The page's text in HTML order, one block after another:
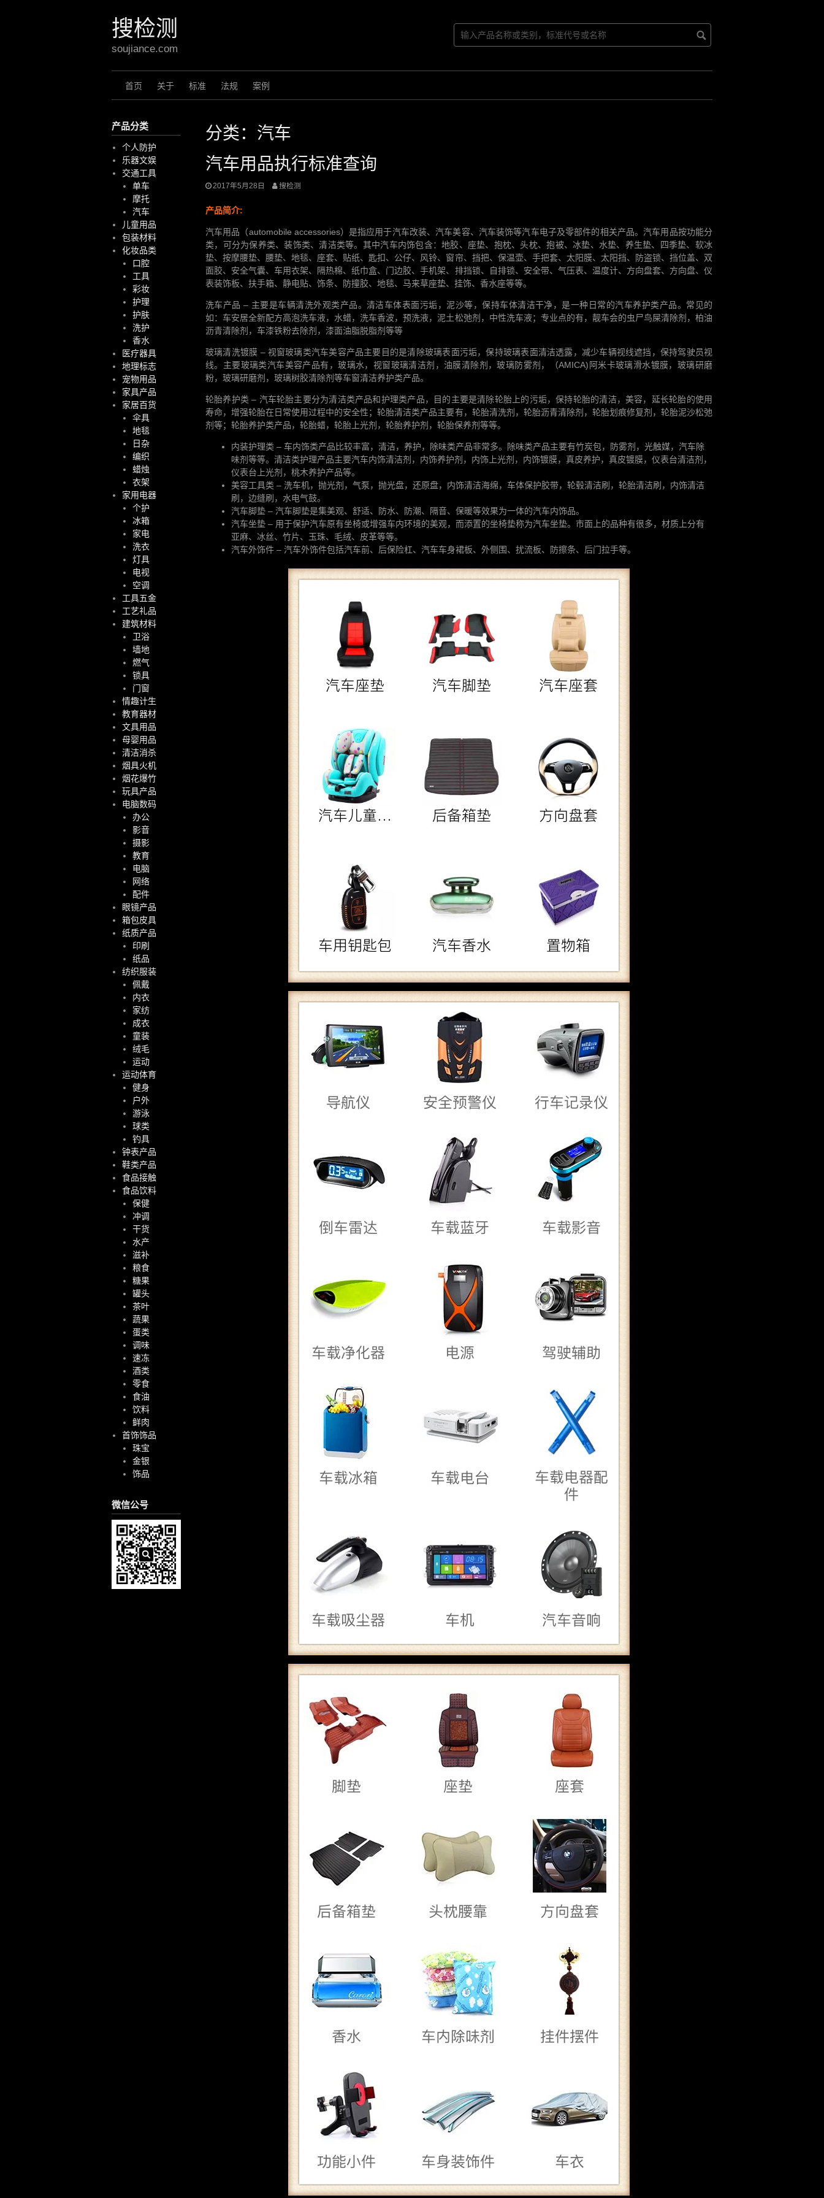
搜检测
soujiance.com
首页 关于 标准 法规 案例
分类：汽车
汽车用品执行标准查询
2017年5月28日 搜检测
产品简介:
汽车用品（automobile accessories）是指应用于汽车改装、汽车美容、汽车装饰等汽车电子及零部件的相关产品。汽车用品按功能分
类，可分为保养类、装饰类、清洁类等。其中汽车内饰包含：地胶、座垫、抱枕、头枕、抱被、冰垫、水垫、养生垫、四季垫、软冰
垫、按摩腰垫、腰垫、地毯、座套、贴纸、匙扣、公仔、风铃、窗帘、挡把、保温壶、手把套、太阳膜、太阳挡、防盗锁、挡位盖、双
面胶、安全气囊、车用衣架、隔热棉、纸巾盒、门边胶、手机架、排挡锁、自排锁、安全带、气压表、温度计、方向盘套、方向盘、仪
表装饰板、扶手箱、静电贴、饰条、防撞胶、地毯、马来草座垫、挂饰、香水座等等。
洗车产品 – 主要是车辆清洗外观类产品。清洁车体表面污垢，泥沙等，保持车体清洁干净，是一种日常的汽车养护类产品。常见的
如：车安居全新配方高泡洗车液，水蜡，洗车香波，预洗液，泥土松弛剂，中性洗车液；专业点的有，靓车会的虫尸鸟屎清除剂，柏油
沥青清除剂，车漆铁粉去除剂，漆面油脂脱脂剂等等
玻璃清洗镀膜 – 视窗玻璃类汽车美容产品主要目的是清除玻璃表面污垢，保持玻璃表面清洁透露，减少车辆视线遮挡，保持驾驶员视
线。主要玻璃类汽车美容产品有，玻璃水，视窗玻璃清洁剂，油膜清除剂，玻璃防雾剂，（AMICA)阿米卡玻璃滑水镀膜，玻璃研磨
粉，玻璃研磨剂，玻璃树胶清除剂等车窗清洁养护类产品。
轮胎养护类 – 汽车轮胎主要分为清洁类产品和护理类产品，目的主要是清除轮胎上的污垢，保持轮胎的清洁，美容，延长轮胎的使用
寿命，增强轮胎在日常使用过程中的安全性；轮胎清洁类产品主要有，轮胎清洗剂，轮胎沥青清除剂，轮胎划痕修复剂，轮胎泥沙松弛
剂等；轮胎养护类产品，轮胎蜡，轮胎上光剂，轮胎养护剂，轮胎保养剂等等。
内装护理类 – 车内饰类产品比较丰富，清洁，养护，除味类产品非常多。除味类产品主要有竹炭包，防雾剂，光触媒，汽车除
味剂等等。清洁类护理产品主要汽车内饰清洁剂，内饰养护剂，内饰上光剂，内饰镀膜，真皮养护，真皮镀膜，仪表台清洁剂，
仪表台上光剂，桃木养护产品等。
美容工具类 – 洗车机，抛光剂，气泵，抛光盘，还原盘，内饰清洁海绵，车体保护胶带，轮毂清洁刷，轮胎清洁刷，内饰清洁
刷，边缝刷，水电气鼓。
汽车脚垫 – 汽车脚垫是集美观、舒适、防水、防潮、隔音、保暖等效果为一体的汽车内饰品。
汽车坐垫 – 用于保护汽车原有坐椅或增强车内环境的美观，而添置的坐椅垫称为汽车坐垫。市面上的品种有很多，材质上分有
亚麻、冰丝、竹片、玉珠、毛绒、皮革等等。
汽车外饰件 – 汽车外饰件包括汽车前、后保险杠、汽车车身裙板、外侧围、扰流板、防擦条、后门拉手等。
产品分类
个人防护
乐器文娱
交通工具
单车
摩托
汽车
儿童用品
包装材料
化妆品类
口腔
工具
彩妆
护理
护肤
洗护
香水
医疗器具
地理标志
宠物用品
家具产品
家居百货
伞具
地毯
日杂
编织
蜡烛
衣架
家用电器
个护
冰箱
家电
洗衣
灯具
电视
空调
工具五金
工艺礼品
建筑材料
卫浴
墙地
燃气
锁具
门窗
情趣计生
教育器材
文具用品
母婴用品
清洁消杀
烟具火机
烟花爆竹
玩具产品
电脑数码
办公
影音
摄影
教育
电脑
网络
配件
眼镜产品
箱包皮具
纸质产品
印刷
纸品
纺织服装
佩戴
内衣
家纺
成衣
童装
绒毛
运动
运动体育
健身
户外
游泳
球类
钓具
钟表产品
鞋类产品
食品接触
食品饮料
保健
冲调
干货
水产
滋补
粮食
糖果
罐头
茶叶
蔬果
蛋类
调味
速冻
酒类
零食
食油
饮料
鲜肉
首饰饰品
珠宝
金银
饰品
微信公号